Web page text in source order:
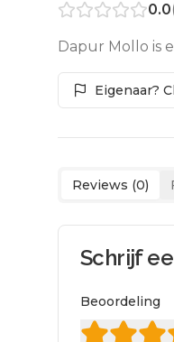
0.0
Dapur Mollo is
Eigenaar?
Reviews (0)
Schrijf
Beoordeling